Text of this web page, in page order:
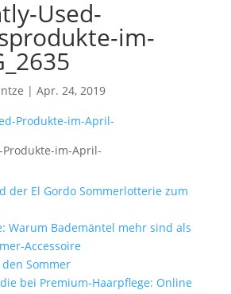
Used-
im-
| Apr. 24, 2019
im-April-
der El Gordo Sommerlotterie zum
Warum Bademäntel mehr sind als
Accessoire
Sommer
bei Premium-Haarpflege: Online